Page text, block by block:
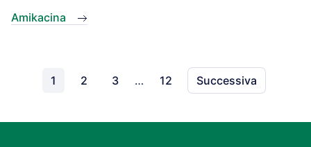
Amikacina
1 2 3 … 12 Successiva